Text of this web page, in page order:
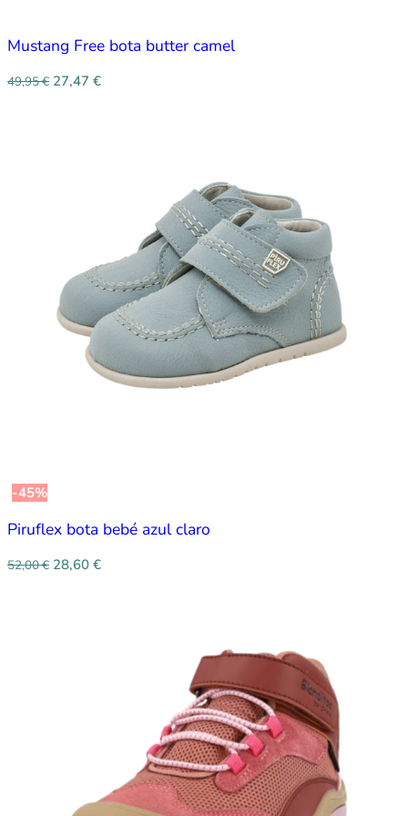
Mustang Free bota butter camel
49,95€ 27,47 €
-45%
Piruflex bota bebé azul claro
52,00€ 28,60 €